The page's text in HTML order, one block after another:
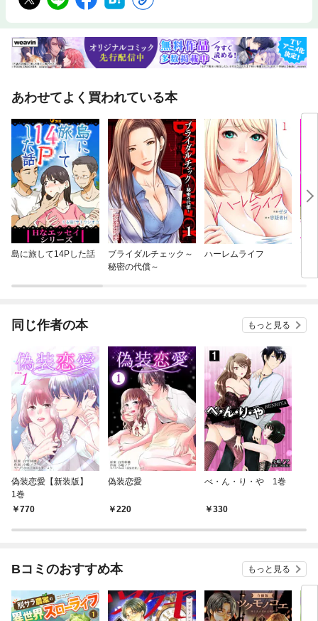
あわせてよく買われている本
島に旅して14Pした話
ブライダルチェック～
秘密の代償～
ハーレムライフ
た
同じ作者の本 もっと見る
偽装恋愛【新装版】
1巻
770
偽装恋愛
220
べ・ん・り・や 1巻
330
Bコミのおすすめ本 もっと見る